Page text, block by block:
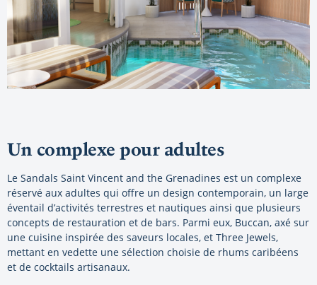
Un complexe pour adultes
Le Sandals Saint Vincent and the Grenadines est un complexe
réservé aux adultes qui offre un design contemporain, un large
éventail d’activités terrestres et nautiques ainsi que plusieurs
concepts de restauration et de bars. Parmi eux, Buccan, axé sur
une cuisine inspirée des saveurs locales, et Three Jewels,
mettant en vedette une sélection choisie de rhums caribéens
et de cocktails artisanaux.